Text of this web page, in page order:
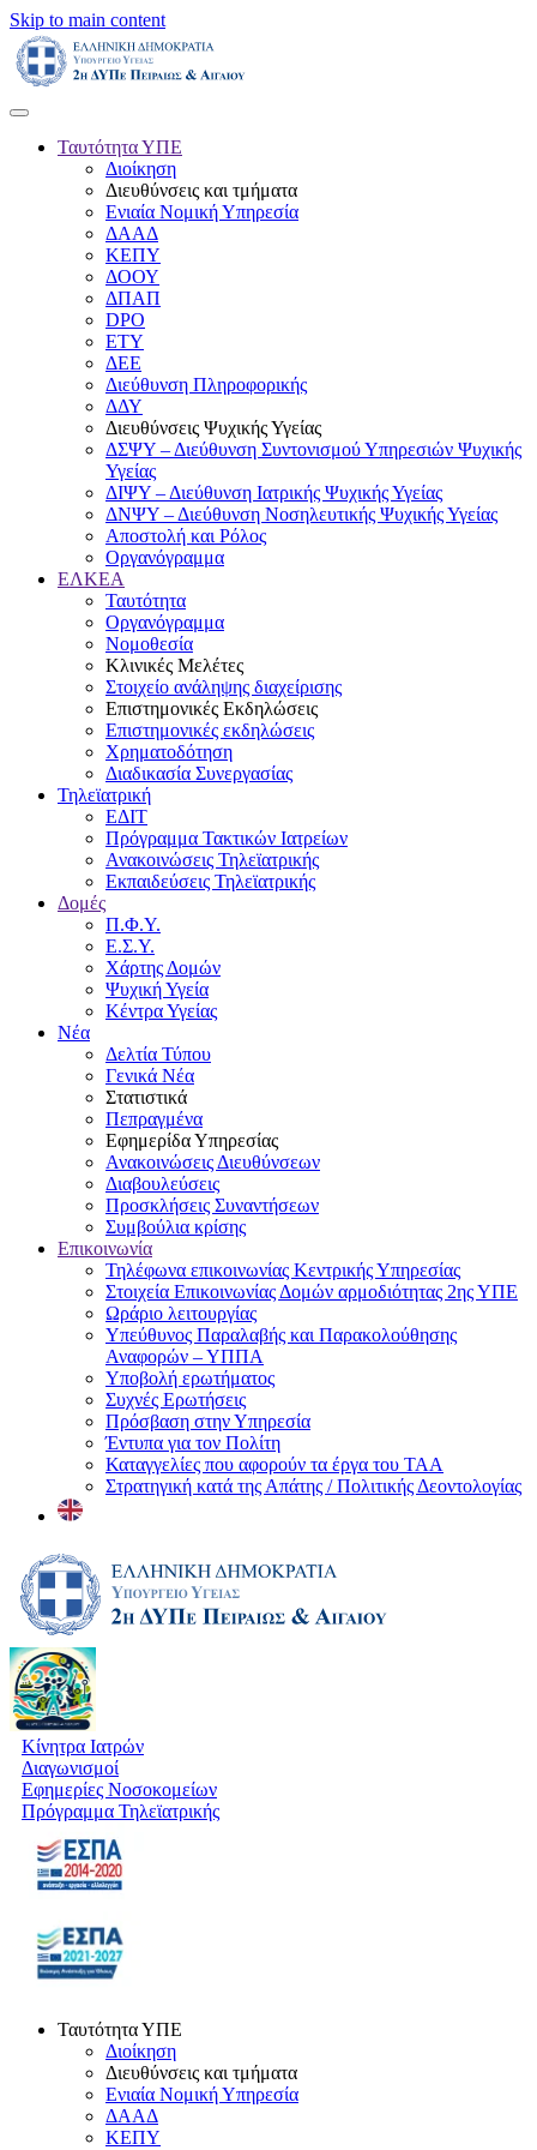
Skip to main content
Ταυτότητα ΥΠΕ
Διοίκηση
Διευθύνσεις και τμήματα
Ενιαία Νομική Υπηρεσία
ΔΑΑΔ
ΚΕΠΥ
ΔΟΟΥ
ΔΠΑΠ
DPO
ΕΤΥ
ΔΕΕ
Διεύθυνση Πληροφορικής
ΔΔΥ
Διευθύνσεις Ψυχικής Υγείας
ΔΣΨΥ – Διεύθυνση Συντονισμού Υπηρεσιών Ψυχικής
Υγείας
ΔΙΨΥ – Διεύθυνση Ιατρικής Ψυχικής Υγείας
ΔΝΨΥ – Διεύθυνση Νοσηλευτικής Ψυχικής Υγείας
Αποστολή και Ρόλος
Οργανόγραμμα
ΕΛΚΕΑ
Ταυτότητα
Οργανόγραμμα
Νομοθεσία
Κλινικές Μελέτες
Στοιχείο ανάληψης διαχείρισης
Επιστημονικές Εκδηλώσεις
Επιστημονικές εκδηλώσεις
Χρηματοδότηση
Διαδικασία Συνεργασίας
Τηλεϊατρική
ΕΔΙΤ
Πρόγραμμα Τακτικών Ιατρείων
Ανακοινώσεις Τηλεϊατρικής
Εκπαιδεύσεις Τηλεϊατρικής
Δομές
Π.Φ.Υ.
Ε.Σ.Υ.
Χάρτης Δομών
Ψυχική Υγεία
Κέντρα Υγείας
Νέα
Δελτία Τύπου
Γενικά Νέα
Στατιστικά
Πεπραγμένα
Εφημερίδα Υπηρεσίας
Ανακοινώσεις Διευθύνσεων
Διαβουλεύσεις
Προσκλήσεις Συναντήσεων
Συμβούλια κρίσης
Επικοινωνία
Τηλέφωνα επικοινωνίας Κεντρικής Υπηρεσίας
Στοιχεία Επικοινωνίας Δομών αρμοδιότητας 2ης ΥΠΕ
Ωράριο λειτουργίας
Υπεύθυνος Παραλαβής και Παρακολούθησης
Αναφορών – ΥΠΠΑ
Υποβολή ερωτήματος
Συχνές Ερωτήσεις
Πρόσβαση στην Υπηρεσία
Έντυπα για τον Πολίτη
Καταγγελίες που αφορούν τα έργα του ΤΑΑ
Στρατηγική κατά της Απάτης / Πολιτικής Δεοντολογίας
Κίνητρα Ιατρών
Διαγωνισμοί
Εφημερίες Νοσοκομείων
Πρόγραμμα Τηλεϊατρικής
Ταυτότητα ΥΠΕ
Διοίκηση
Διευθύνσεις και τμήματα
Ενιαία Νομική Υπηρεσία
ΔΑΑΔ
ΚΕΠΥ